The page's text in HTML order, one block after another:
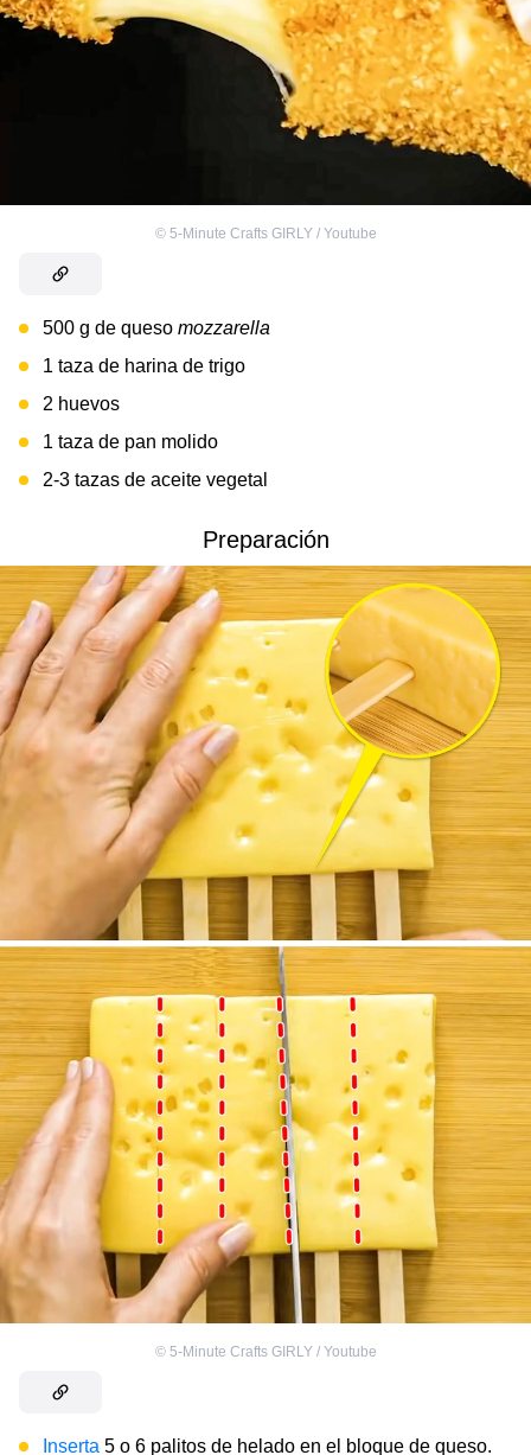
© 5-Minute Crafts GIRLY / Youtube
500 g de queso mozzarella
1 taza de harina de trigo
2 huevos
1 taza de pan molido
2-3 tazas de aceite vegetal
Preparación
© 5-Minute Crafts GIRLY / Youtube
Inserta 5 o 6 palitos de helado en el bloque de queso.